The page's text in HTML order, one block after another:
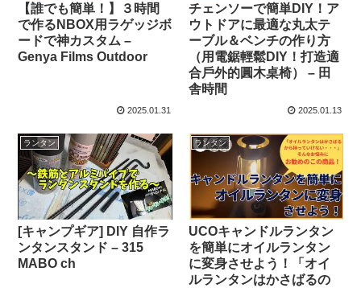
【誰でも簡単！】３時間
で作るNBOX用ラゲッジボ
ードで神カスタム –
Genya Films Outdoor
2025.01.31
チェンソーで簡単DIY！ア
ウトドアに最適な丸太テ
ーブル＆ベンチの作り方
（用電鋸輕鬆DIY！打造適
合戶外的圓木桌椅） – 田
舎時間
2025.01.13
ランタン
[キャンプギア] DIY 自作ラ
ンタンスタンド – 315
MABO ch
ランタン
UCOキャンドルランタン
を簡単にオイルランタン
に変身させよう！「オイ
ルランタンはかさばるの